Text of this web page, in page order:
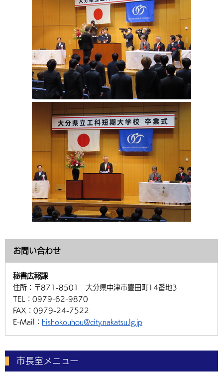
お問い合わせ
秘書広報課
住所： 〒871-8501 大分県中津市豊田町14番地3
TEL： 0979-62-9870
FAX： 0979-24-7522
E-Mail： hishokouhou@city.nakatsu.lg.jp
市長室メニュー